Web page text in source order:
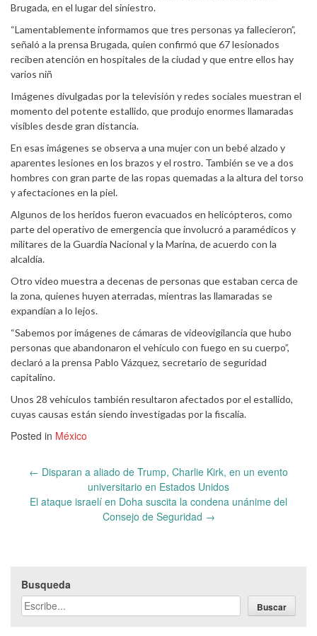
Brugada, en el lugar del siniestro.
“Lamentablemente informamos que tres personas ya fallecieron”,
señaló a la prensa Brugada, quien confirmó que 67 lesionados
reciben atención en hospitales de la ciudad y que entre ellos hay
varios niñ
Imágenes divulgadas por la televisión y redes sociales muestran el
momento del potente estallido, que produjo enormes llamaradas
visibles desde gran distancia.
En esas imágenes se observa a una mujer con un bebé alzado y
aparentes lesiones en los brazos y el rostro. También se ve a dos
hombres con gran parte de las ropas quemadas a la altura del torso
y afectaciones en la piel.
Algunos de los heridos fueron evacuados en helicópteros, como
parte del operativo de emergencia que involucró a paramédicos y
militares de la Guardia Nacional y la Marina, de acuerdo con la
alcaldía.
Otro video muestra a decenas de personas que estaban cerca de
la zona, quienes huyen aterradas, mientras las llamaradas se
expandían a lo lejos.
“Sabemos por imágenes de cámaras de videovigilancia que hubo
personas que abandonaron el vehículo con fuego en su cuerpo”,
declaró a la prensa Pablo Vázquez, secretario de seguridad
capitalino.
Unos 28 vehículos también resultaron afectados por el estallido,
cuyas causas están siendo investigadas por la fiscalía.
Posted in México
Post← Disparan a aliado de Trump, Charlie Kirk, en un evento
universitario en Estados Unidos
El ataque israelí en Doha suscita la condena unánime del
Consejo de Seguridad →
Busqueda
Buscar